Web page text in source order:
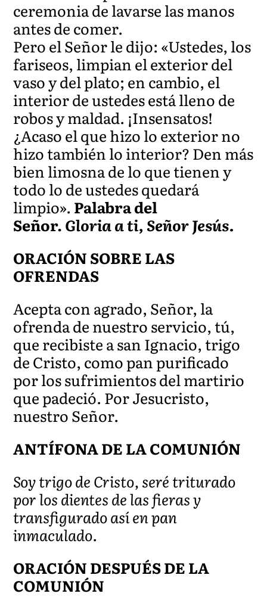
ceremonia de lavarse las manos
antes de comer.
Pero el Señor le dijo: «Ustedes, los
fariseos, limpian el exterior del
vaso y del plato; en cambio, el
interior de ustedes está lleno de
robos y maldad. ¡Insensatos!
¿Acaso el que hizo lo exterior no
hizo también lo interior? Den más
bien limosna de lo que tienen y
todo lo de ustedes quedará
limpio». Palabra del
Señor.Gloria a ti, Señor Jesús.
ORACIÓN SOBRE LAS
OFRENDAS
Acepta con agrado, Señor, la
ofrenda de nuestro servicio, tú,
que recibiste a san Ignacio, trigo
de Cristo, como pan purificado
por los sufrimientos del martirio
que padeció. Por Jesucristo,
nuestro Señor.
ANTÍFONA DE LA COMUNIÓN
Soy trigo de Cristo, seré triturado
por los dientes de las fieras y
transfigurado así en pan
inmaculado.
ORACIÓN DESPUÉS DE LA
COMUNIÓN